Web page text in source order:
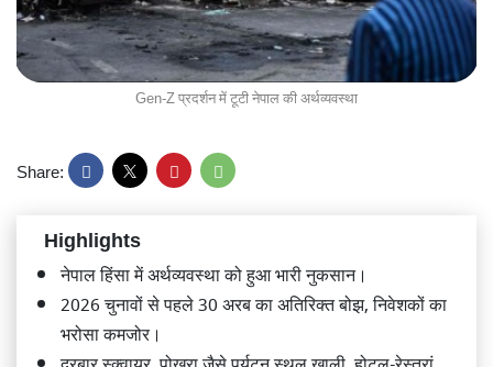
Gen-Z प्रदर्शन में टूटी नेपाल की अर्थव्यवस्था
Share:
Highlights
नेपाल हिंसा में अर्थव्यवस्था को हुआ भारी नुकसान।
2026 चुनावों से पहले 30 अरब का अतिरिक्त बोझ, निवेशकों का
भरोसा कमजोर।